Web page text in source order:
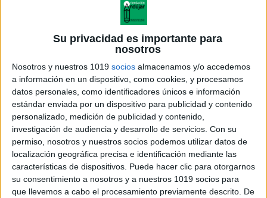
Su privacidad es importante para
nosotros
Nosotros y nuestros 1019 socios almacenamos y/o accedemos
a información en un dispositivo, como cookies, y procesamos
datos personales, como identificadores únicos e información
estándar enviada por un dispositivo para publicidad y contenido
personalizado, medición de publicidad y contenido,
investigación de audiencia y desarrollo de servicios. Con su
permiso, nosotros y nuestros socios podemos utilizar datos de
localización geográfica precisa e identificación mediante las
características de dispositivos. Puede hacer clic para otorgarnos
su consentimiento a nosotros y a nuestros 1019 socios para
que llevemos a cabo el procesamiento previamente descrito. De